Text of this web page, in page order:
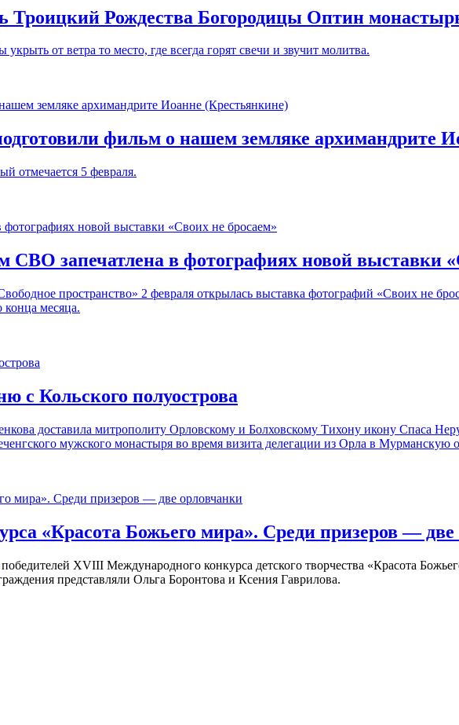
Троицкий Рождества Богородицы Оптин
от ветра то место, где всегда горят свечи и звучит молитва.
фильм о нашем земляке архимандрите
отмечается 5 февраля.
запечатлена в фотографиях новой выставки
пространство» 2 февраля открылась выставка фотографий «Своих не
конца месяца.
с Кольского полуострова
доставила митрополиту Орловскому и Болховскому Тихону икону Спаса
мужского монастыря во время визита делегации из Орла в Мурманскую
«Красота Божьего мира». Среди призеров — две
победителей XVIII Международного конкурса детского творчества «Красота
представляли Ольга Боронтова и Ксения Гаврилова.